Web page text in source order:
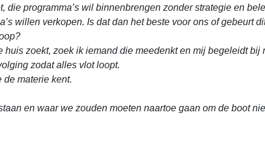
die programma’s wil binnenbrengen zonder strategie en
willen verkopen. Is dat dan het beste voor ons of gebeurt
zoekt, zoek ik iemand die meedenkt en mij begeleidt bij
zodat alles vlot loopt.
de materie kent.
en waar we zouden moeten naartoe gaan om de boot